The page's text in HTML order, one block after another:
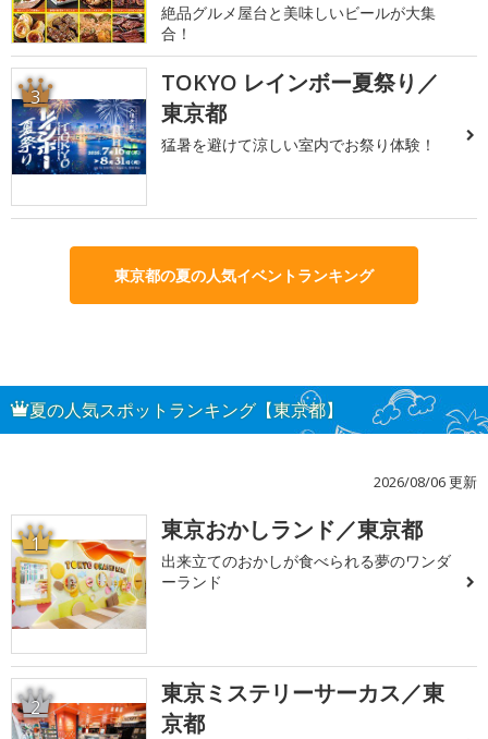
絶品グルメ屋台と美味しいビールが大集
合！
3
TOKYO レインボー夏祭り／
東京都
猛暑を避けて涼しい室内でお祭り体験！
東京都の夏の人気イベントランキング
夏の人気スポットランキング【東京都】
2026/08/06 更新
1 東京おかしランド／東京都
出来立てのおかしが食べられる夢のワンダ
ーランド
2
東京ミステリーサーカス／東
京都